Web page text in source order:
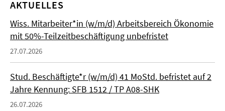
AKTUELLES
Wiss. Mitarbeiter*in (w/m/d) Arbeitsbereich Ökonomie
mit 50%-Teilzeitbeschäftigung unbefristet
27.07.2026
Stud. Beschäftigte*r (w/m/d) 41 MoStd. befristet auf 2
Jahre Kennung: SFB 1512 / TP A08-SHK
26.07.2026